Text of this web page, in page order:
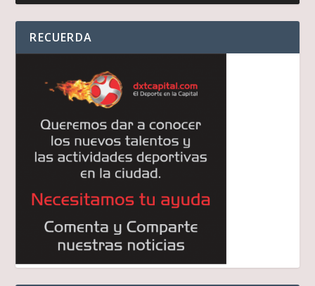
audio
RECUERDA